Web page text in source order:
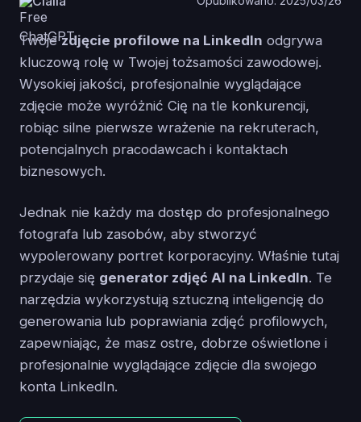
Twojezdjęcie profilowe na LinkedIn odgrywa
kluczową rolę w Twojej tożsamości zawodowej.
Wysokiej jakości, profesjonalnie wyglądające
zdjęcie może wyróżnić Cię na tle konkurencji,
robiąc silne pierwsze wrażenie na rekruterach,
potencjalnych pracodawcach i kontaktach
biznesowych.
Jednak nie każdy ma dostęp do profesjonalnego
fotografa lub zasobów, aby stworzyć
wypolerowany portret korporacyjny. Właśnie tutaj
przydaje się generator zdjęć AI na LinkedIn. Te
narzędzia wykorzystują sztuczną inteligencję do
generowania lub poprawiania zdjęć profilowych,
zapewniając, że masz ostre, dobrze oświetlone i
profesjonalnie wyglądające zdjęcie dla swojego
konta LinkedIn.